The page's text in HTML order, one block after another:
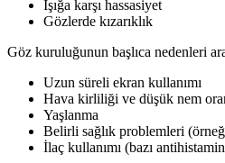
Işığa karşı hassasiyet
Gözlerde kızarıklık
Göz kuruluğunun başlıca nedenleri
Uzun süreli ekran kullanımı
Hava kirliliği ve düşük nem
Yaşlanma
Belirli sağlık problemleri
İlaç kullanımı (bazı